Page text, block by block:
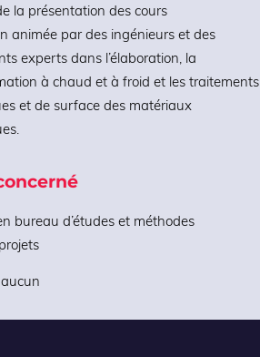
la présentation des cours
animée par des ingénieurs et des
experts dans l’élaboration, la
à chaud et à froid et les traitements
et de surface des matériaux
bureau d’études et méthodes